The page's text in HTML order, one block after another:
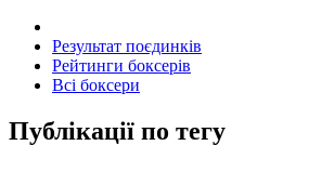
Результат поєдинків
Рейтинги боксерів
Всі боксери
Публікації по тегу